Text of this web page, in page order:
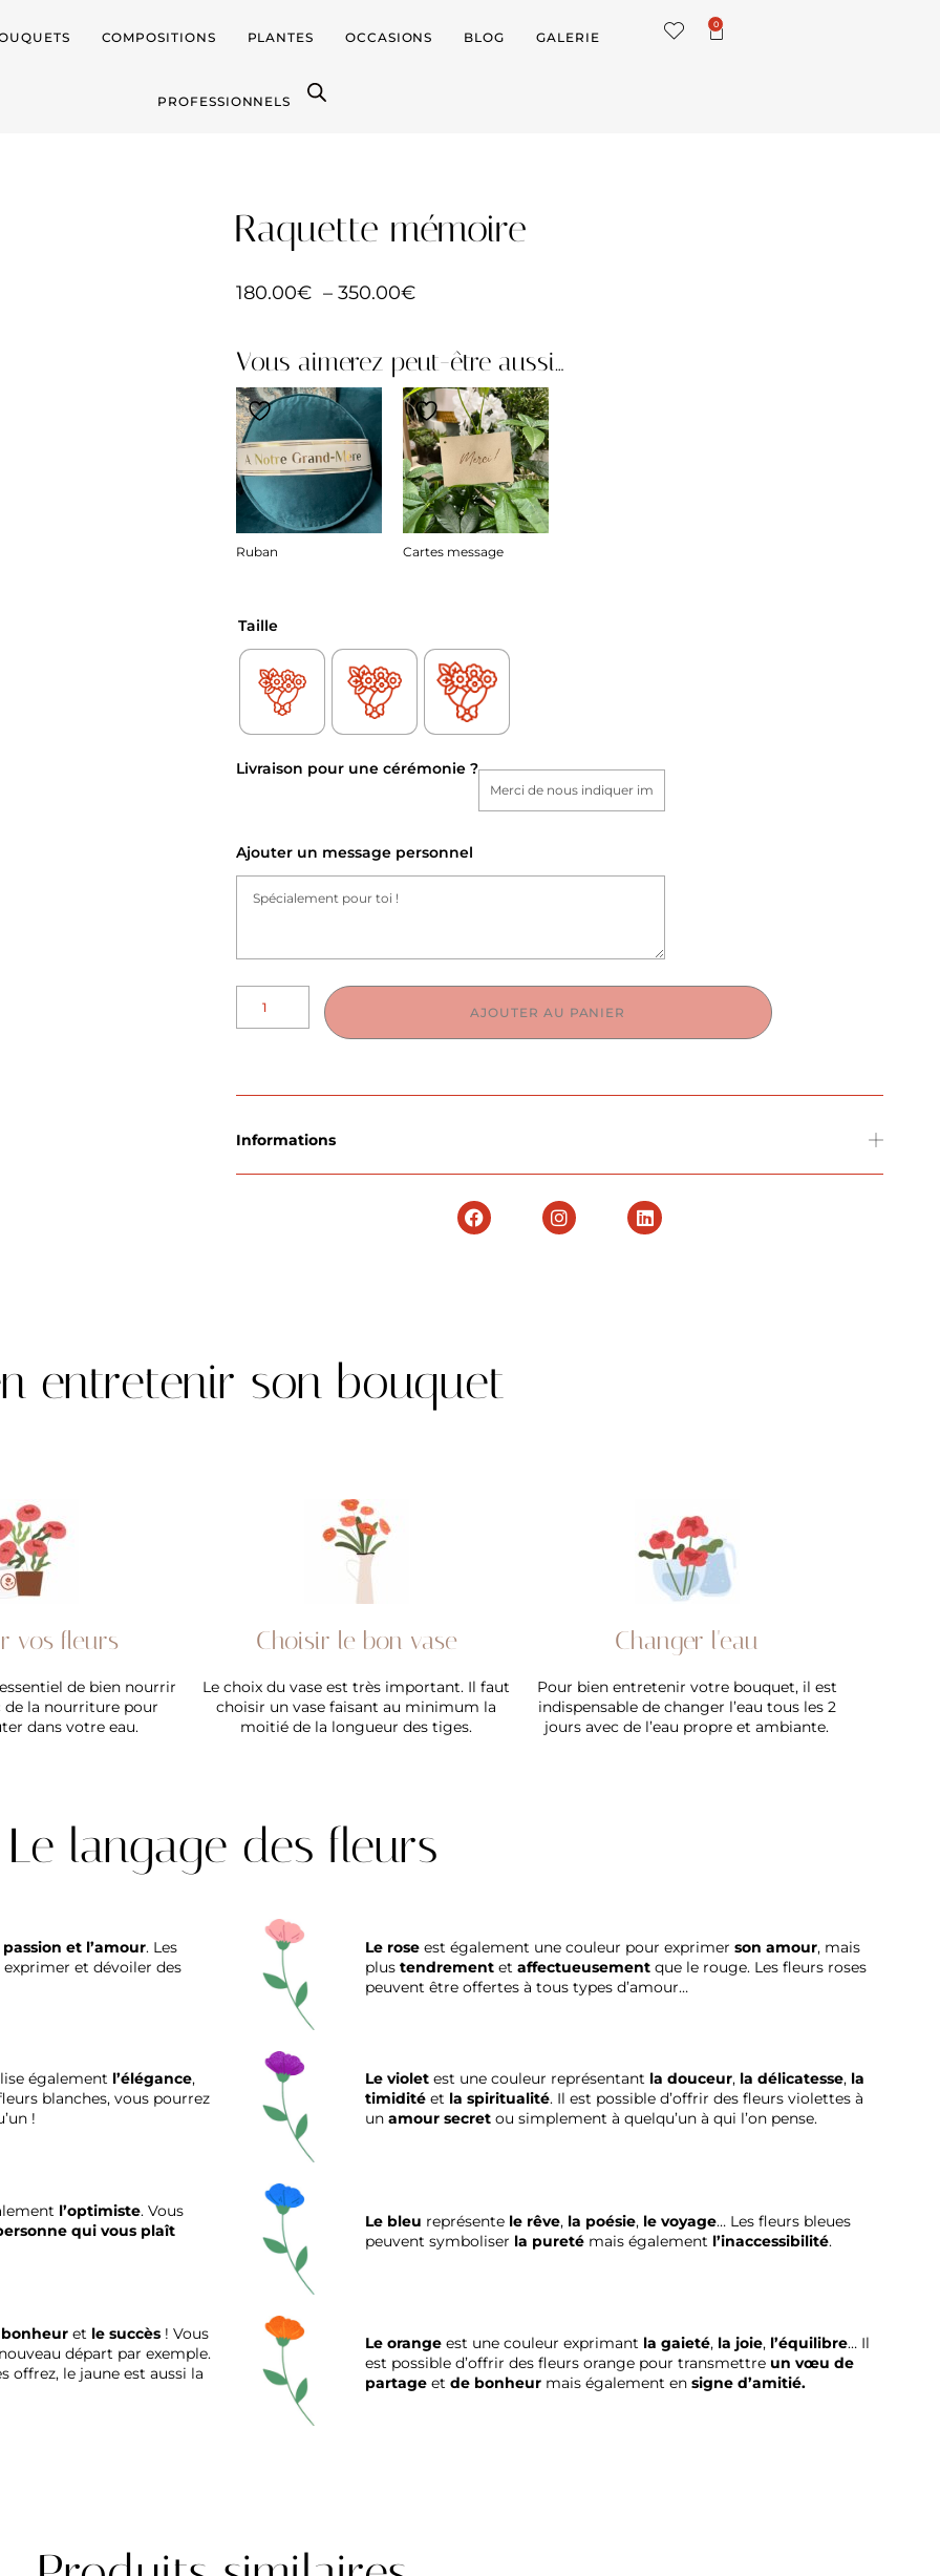
COMPOSITIONS PLANTES OCCASIONS BLOG GALERIE
PROFESSIONNELS
0
Raquette mémoire
180.00€ – 350.00€
Vous aimerez peut-être aussi…
Ruban Cartes message
Taille
Livraison pour une cérémonie ?
Ajouter un message personnel
AJOUTER AU PANIER
Informations
entretenir son bouquet
vos fleurs
de bien nourrir
de la nourriture pour
dans votre eau.
Choisir le bon vase
Le choix du vase est très important. Il faut
choisir un vase faisant au minimum la
moitié de la longueur des tiges.
Changer l'eau
Pour bien entretenir votre bouquet, il est
indispensable de changer l’eau tous les 2
jours avec de l’eau propre et ambiante.
Le langage des fleurs
passion et l’amour. Les
et dévoiler des
Le roseest également une couleur pour exprimer son amour, mais
plus tendrementet affectueusementque le rouge. Les fleurs roses
peuvent être offertes à tous types d’amour…
également l’élégance,
blanches, vous pourrez
!
Le violetest une couleur représentant la douceur,la délicatesse, la
timidité et la spiritualité. Il est possible d’offrir des fleurs violettes à
un amour secretou simplement à quelqu’un à qui l’on pense.
l’optimiste. Vous
qui vous plaît
Le bleu représente le rêve,la poésie, le voyage… Les fleurs bleues
peuvent symboliser la puretémais également l’inaccessibilité.
et le succès! Vous
départ par exemple.
offrez, le jaune est aussi la
Le orangeest une couleur exprimant la gaieté, la joie,l’équilibre… Il
est possible d’offrir des fleurs orange pour transmettre un vœu de
partageet de bonheur mais également ensigne d’amitié.